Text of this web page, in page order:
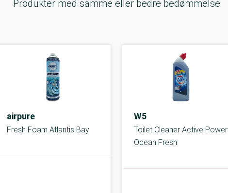
Produkter med samme eller bedre bedømmelse
airpure
Fresh Foam Atlantis Bay
W5
Toilet Cleaner Active Power
Ocean Fresh
B-kolbe